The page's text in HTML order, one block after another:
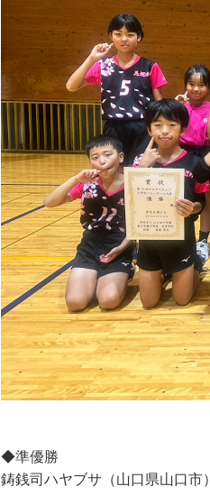
◆準優勝
鋳銭司ハヤブサ（山口県山口市）